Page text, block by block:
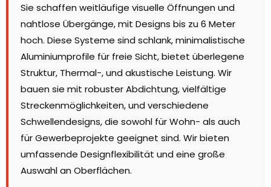
Sie schaffen weitläufige visuelle Öffnungen und
nahtlose Übergänge, mit Designs bis zu 6 Meter
hoch. Diese Systeme sind schlank, minimalistische
Aluminiumprofile für freie Sicht, bietet überlegene
Struktur, Thermal-, und akustische Leistung. Wir
bauen sie mit robuster Abdichtung, vielfältige
Streckenmöglichkeiten, und verschiedene
Schwellendesigns, die sowohl für Wohn- als auch
für Gewerbeprojekte geeignet sind. Wir bieten
umfassende Designflexibilität und eine große
Auswahl an Oberflächen.